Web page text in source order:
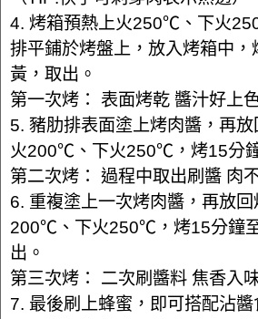
4. 烤箱預熱上火250℃、下火
排平鋪於烤盤上，放入烤箱中
黃，取出。
第一次烤： 表面烤乾 醬汁好上
5. 豬肋排表面塗上烤肉醬，再
火200℃、下火250℃，烤15分
第二次烤： 過程中取出刷醬 肉
6. 重複塗上一次烤肉醬，再放
200℃、下火250℃，烤15分鐘
出。
第三次烤： 二次刷醬料 焦香入
7. 最後刷上蜂蜜，即可搭配沾醬